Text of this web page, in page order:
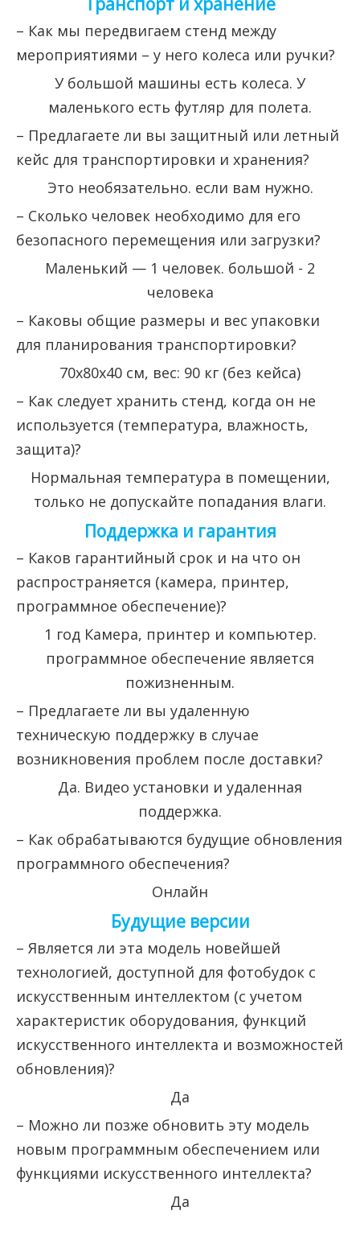
– Как мы передвигаем стенд между
мероприятиями – у него колеса или ручки?
У большой машины есть колеса. У
маленького есть футляр для полета.
– Предлагаете ли вы защитный или летный
кейс для транспортировки и хранения?
Это необязательно. если вам нужно.
– Сколько человек необходимо для его
безопасного перемещения или загрузки?
Маленький — 1 человек. большой - 2
человека
– Каковы общие размеры и вес упаковки
для планирования транспортировки?
70x80x40 см, вес: 90 кг (без кейса)
– Как следует хранить стенд, когда он не
используется (температура, влажность,
защита)?
Нормальная температура в помещении,
только не допускайте попадания влаги.
Поддержка и гарантия
– Каков гарантийный срок и на что он
распространяется (камера, принтер,
программное обеспечение)?
1 год Камера, принтер и компьютер.
программное обеспечение является
пожизненным.
– Предлагаете ли вы удаленную
техническую поддержку в случае
возникновения проблем после доставки?
Да. Видео установки и удаленная
поддержка.
– Как обрабатываются будущие обновления
программного обеспечения?
Онлайн
Будущие версии
– Является ли эта модель новейшей
технологией, доступной для фотобудок с
искусственным интеллектом (с учетом
характеристик оборудования, функций
искусственного интеллекта и возможностей
обновления)?
Да
– Можно ли позже обновить эту модель
новым программным обеспечением или
функциями искусственного интеллекта?
Да